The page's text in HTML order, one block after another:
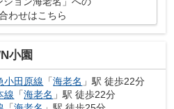
わせはこちら
小園
小田原線 「海老名 」駅 徒歩22分
線 「海老名 」駅 徒歩22分